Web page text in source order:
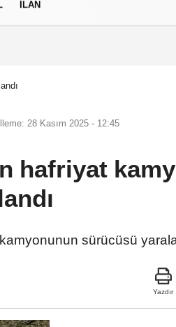
İLAN
28 Kasım 2025 - 12:45
hafriyat
sürücüsü
Yazdır